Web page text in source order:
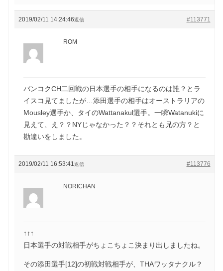
2019/02/11 14:24:46 #113771
返信
ROM
バンコクCH二回戦の日本選手の相手になるのは誰？とラ
イスコ見てましたが…添田選手の相手はオーストラリアの
Mousley選手か、タイのWattanakul選手。一瞬Watanukiに
見えて、え？？NYじゃなかった？？それとも兄の方？と
勘違いをしました。
2019/02/11 16:53:41 #113776
返信
NORICHAN
↑↑↑
日本選手の対戦相手がちょこちょこ決まり出しましたね。
その添田選手[12]の初戦対戦相手が、THAワッタナクル？